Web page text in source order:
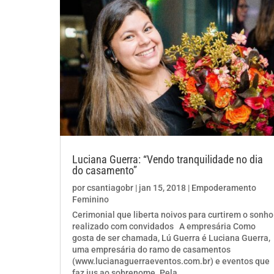
Luciana Guerra: “Vendo tranquilidade no dia
do casamento”
porcsantiagobr | jan 15, 2018 | Empoderamento
Feminino
Cerimonial que liberta noivos para curtirem o sonho
realizado com convidados A empresária Como
gosta de ser chamada, Lú Guerra é Luciana Guerra,
uma empresária do ramo de casamentos
(www.lucianaguerraeventos.com.br) e eventos que